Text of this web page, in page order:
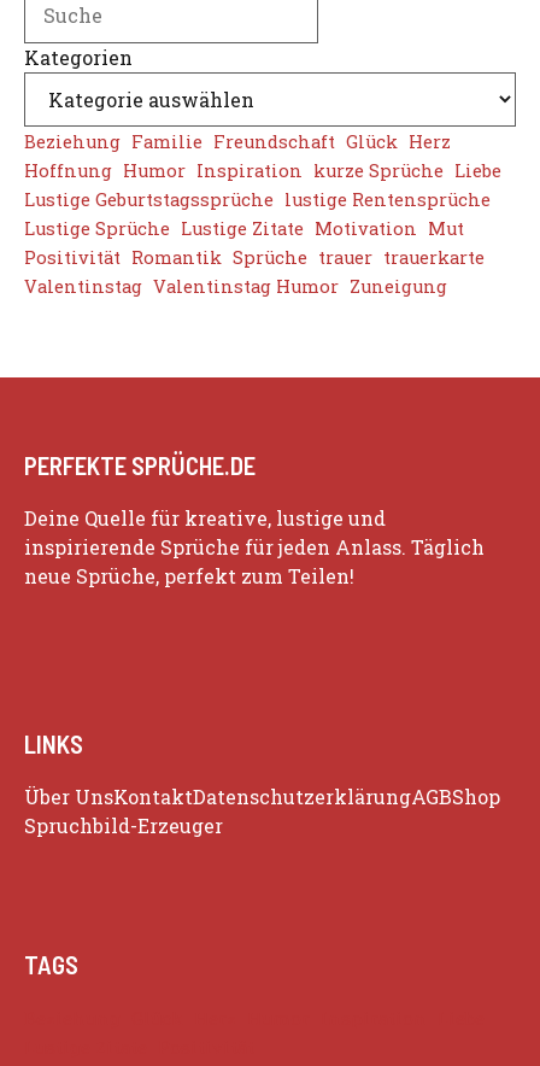
Kategorien
Beziehung Familie Freundschaft Glück Herz
Hoffnung Humor Inspiration kurze Sprüche Liebe
Lustige Geburtstagssprüche lustige Rentensprüche
Lustige Sprüche Lustige Zitate Motivation Mut
Positivität Romantik Sprüche trauer trauerkarte
Valentinstag Valentinstag Humor Zuneigung
PERFEKTE SPRÜCHE.DE
Deine Quelle für kreative, lustige und
inspirierende Sprüche für jeden Anlass. Täglich
neue Sprüche, perfekt zum Teilen!
LINKS
Über UnsKontaktDatenschutzerklärungAGBShop
Spruchbild-Erzeuger
TAGS